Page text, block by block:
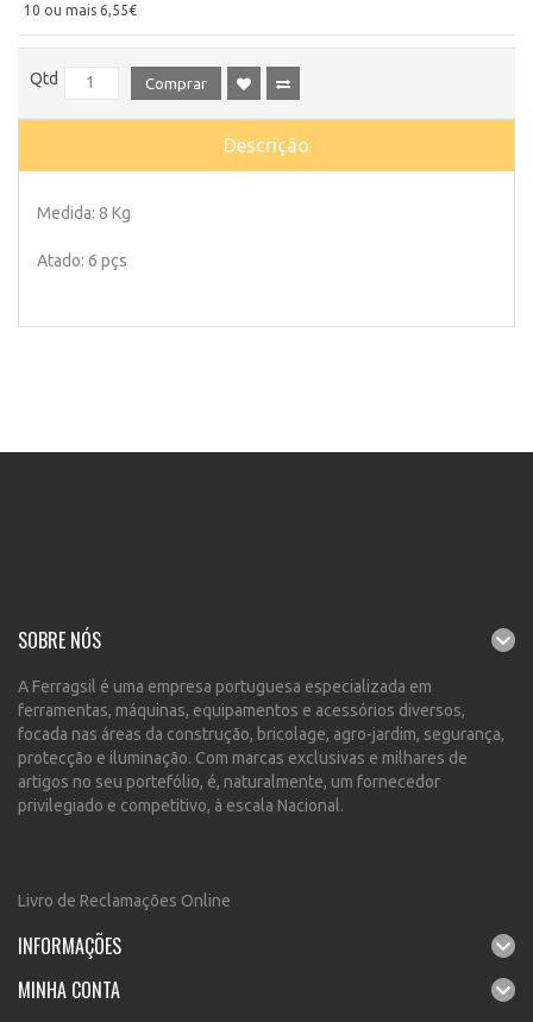
10 ou mais 6,55€
Qtd Comprar
Descrição
Medida: 8 Kg
Atado: 6 pçs
SOBRE NÓS
A Ferragsil é uma empresa portuguesa especializada em
ferramentas, máquinas, equipamentos e acessórios diversos,
focada nas áreas da construção, bricolage, agro-jardim, segurança,
protecção e iluminação. Com marcas exclusivas e milhares de
artigos no seu portefólio, é, naturalmente, um fornecedor
privilegiado e competitivo, à escala Nacional.
Livro de Reclamações Online
INFORMAÇÕES
MINHA CONTA